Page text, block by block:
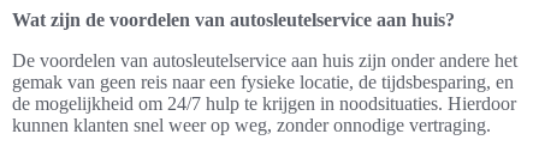
Wat zijn de voordelen van autosleutelservice aan huis?
De voordelen van autosleutelservice aan huis zijn onder andere het
gemak van geen reis naar een fysieke locatie, de tijdsbesparing, en
de mogelijkheid om 24/7 hulp te krijgen in noodsituaties. Hierdoor
kunnen klanten snel weer op weg, zonder onnodige vertraging.